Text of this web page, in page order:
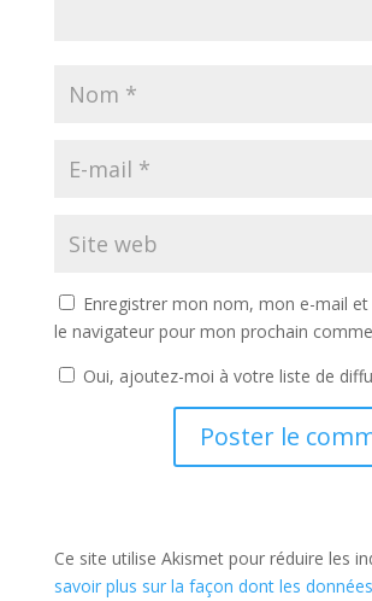
Enregistrer mon nom, mon e-mail
le navigateur pour mon prochain
Oui, ajoutez-moi à votre liste de
Ce site utilise Akismet pour réduire les
savoir plus sur la façon dont les